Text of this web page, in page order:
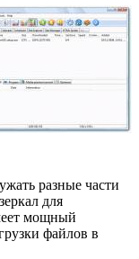
разные части
для
мощный
файлов в